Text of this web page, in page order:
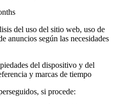
del uso del sitio web, uso de
anuncios según las necesidades
del dispositivo y del
y marcas de tiempo
si procede: